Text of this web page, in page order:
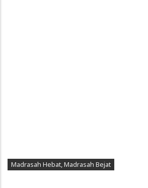
Madrasah Hebat, Madrasah Bejat